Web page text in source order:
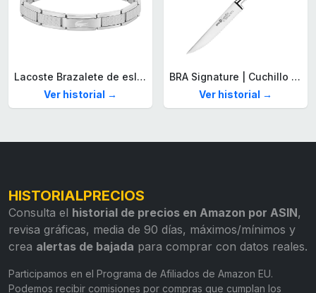
Lacoste Brazalete de eslabón para Hombre Colección STENCIL de Acero inoxidable
Ver historial →
BRA Signature | Cuchillo tomatero 120 mm, Acero Inoxidable alemán forjado con Molibdeno Vanadio, Mango Remachado ABS, Diseño Ergonómico, Hoja 1,6 mm espesor
Ver historial →
HISTORIALPRECIOS
Consulta el historial de precios en Amazon por ASIN,
revisa gráficas, media de 90 días, máximos/mínimos y
crea alertas de bajada para comprar con datos reales.
Participamos en el Programa de Afiliados de Amazon EU.
Podemos recibir comisiones por compras que cumplan los